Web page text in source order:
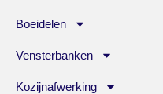
Boeidelen
Vensterbanken
Kozijnafwerking